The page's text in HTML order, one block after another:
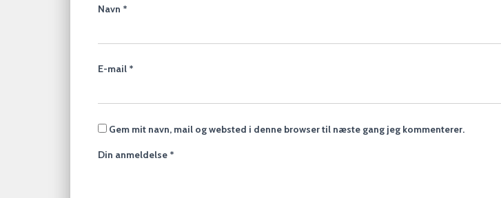
Navn *
E-mail *
Gem mit navn, mail og websted i denne browser til næste gang jeg kommenterer.
Din anmeldelse *